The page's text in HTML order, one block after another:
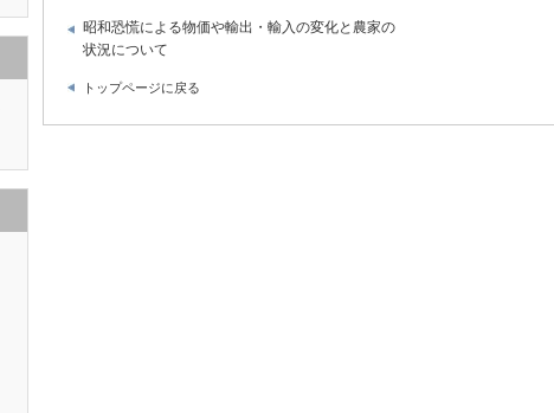
昭和恐慌による物価や輸出・輸入の変化と農家の
状況について
トップページに戻る